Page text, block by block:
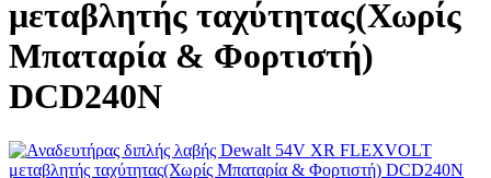
μεταβλητής ταχύτητας(Χωρίς
Μπαταρία & Φορτιστή)
DCD240N